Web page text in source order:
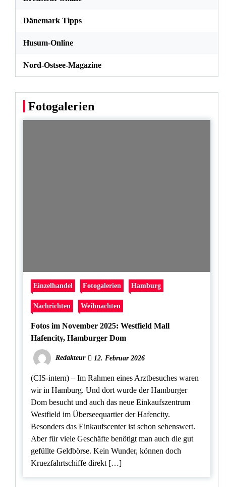
Dänemark Tipps
Husum-Online
Nord-Ostsee-Magazine
Fotogalerien
Einzelhandel Fotogalerien Hamburg
Nachrichten Weihnachten
Fotos im November 2025: Westfield Mall
Hafencity, Hamburger Dom
Redakteur 12. Februar 2026
(CIS-intern) – Im Rahmen eines Arztbesuches waren
wir in Hamburg. Und dort wurde der Hamburger
Dom besucht und auch das neue Einkaufszentrum
Westfield im Überseequartier der Hafencity.
Besonders das Einkaufscenter ist schon sehenswert.
Aber für viele Geschäfte benötigt man auch die gut
gefüllte Geldbörse. Kein Wunder, können doch
Kruezfahrtschiffe direkt […]